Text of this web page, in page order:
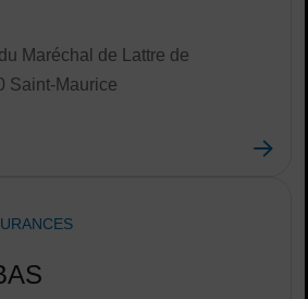
Maréchal de Lattre de
Saint-Maurice